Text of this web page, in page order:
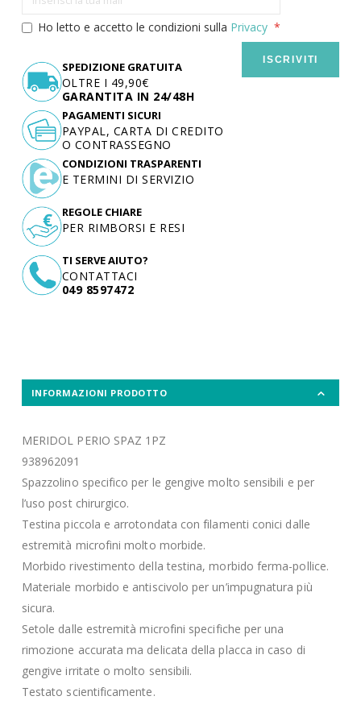
Ho letto e accetto le condizioni sulla Privacy
ISCRIVITI
SPEDIZIONE GRATUITA
OLTRE I 49,90€
GARANTITA IN 24/48H
TI SERVE AIUTO?
CONTATTACI
049 8597472
PAGAMENTI SICURI
PAYPAL, CARTA DI CREDITO
O CONTRASSEGNO
CONDIZIONI TRASPARENTI
E TERMINI DI SERVIZIO
REGOLE CHIARE
PER RIMBORSI E RESI
INFORMAZIONI PRODOTTO
MERIDOL PERIO SPAZ 1PZ
938962091
Spazzolino specifico per le gengive molto sensibili e per
l’uso post chirurgico.
Testina piccola e arrotondata con filamenti conici dalle
estremità microfini molto morbide.
Morbido rivestimento della testina, morbido ferma-pollice.
Materiale morbido e antiscivolo per un’impugnatura più
sicura.
Setole dalle estremità microfini specifiche per una
rimozione accurata ma delicata della placca in caso di
gengive irritate o molto sensibili.
Testato scientificamente.